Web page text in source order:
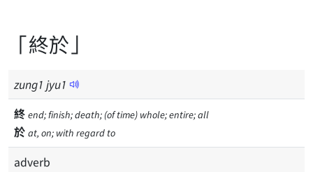
「終於」
zung1 jyu1
終 end; finish; death; (of time) whole; entire; all
於 at, on; with regard to
adverb